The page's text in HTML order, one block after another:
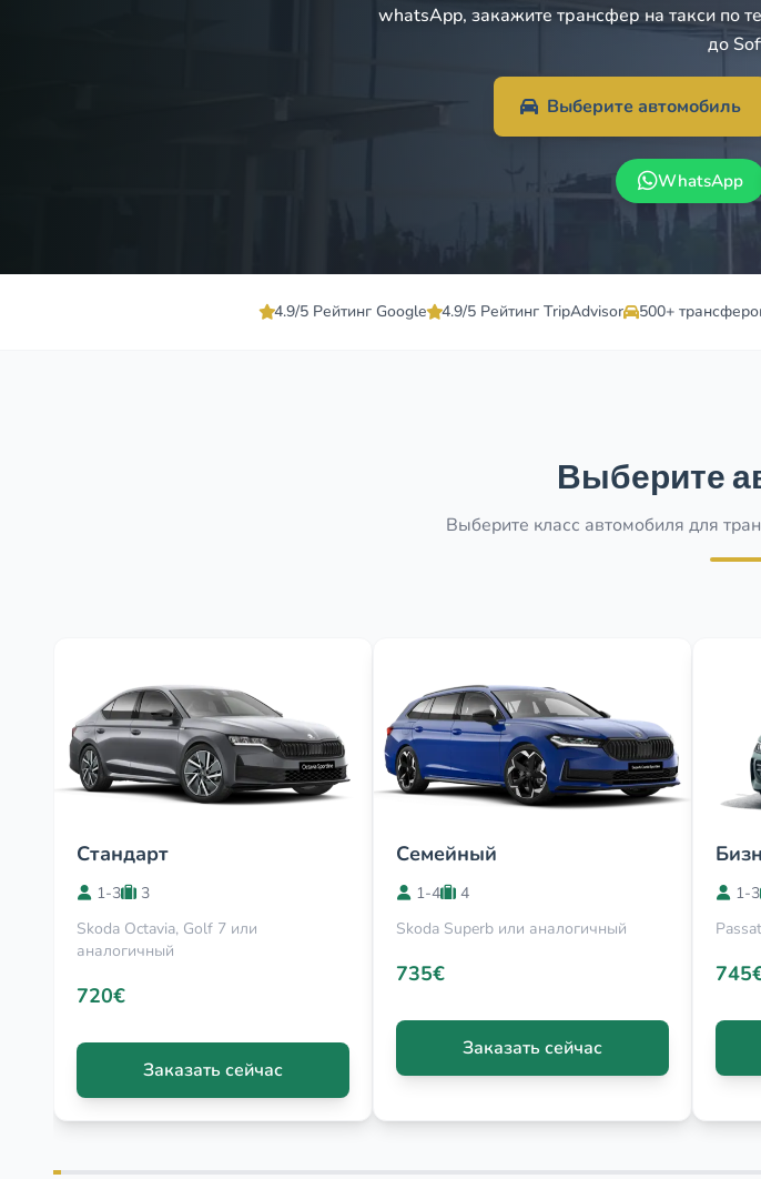
whatsApp, закажите трансфер на такси по
до
Выберите автомобиль
WhatsApp
4.9/5 Рейтинг Google 4.9/5 Рейтинг TripAdvisor 500+
Выберите
Выберите класс автомобиля для
Стандарт
1-3
3
Skoda Octavia, Golf 7 или
аналогичный
720€
Заказать сейчас
Семейный
1-4
4
Skoda Superb или аналогичный
735€
Заказать сейчас
1-3